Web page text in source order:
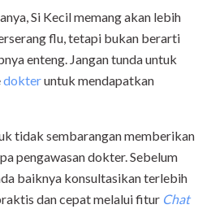
Si Kecil memang akan lebih
flu, tetapi bukan berarti
enteng. Jangan tunda untuk
dokteruntuk mendapatkan
tidak sembarangan memberikan
pengawasan dokter. Sebelum
baiknya konsultasikan terlebih
dan cepat melalui fitur Chat